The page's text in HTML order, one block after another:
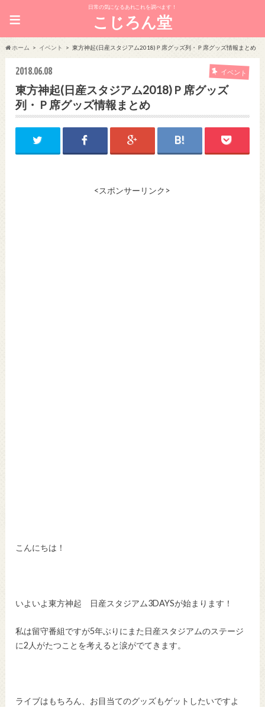
日常の気になるあれこれを調べます！
こじろん堂
≡
ホーム イベント 東方神起(日産スタジアム2018)Ｐ席グッズ列・Ｐ席グッズ情報まとめ
2018.06.08 イベント
東方神起(日産スタジアム2018)Ｐ席グッズ
列・Ｐ席グッズ情報まとめ
<スポンサーリンク>
こんにちは！
いよいよ東方神起 日産スタジアム3DAYSが始まります！
私は留守番組ですが5年ぶりにまた日産スタジアムのステージ
に2人がたつことを考えると涙がでてきます。
ライブはもちろん、お目当てのグッズもゲットしたいですよ